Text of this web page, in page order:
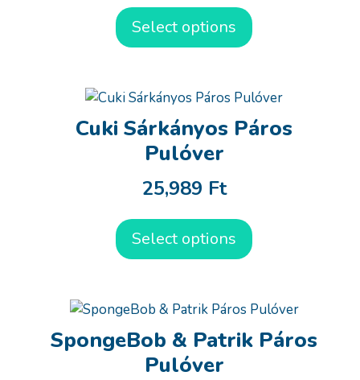
Select options
Cuki Sárkányos Páros
Pulóver
25,989 Ft
Select options
SpongeBob & Patrik Páros
Pulóver